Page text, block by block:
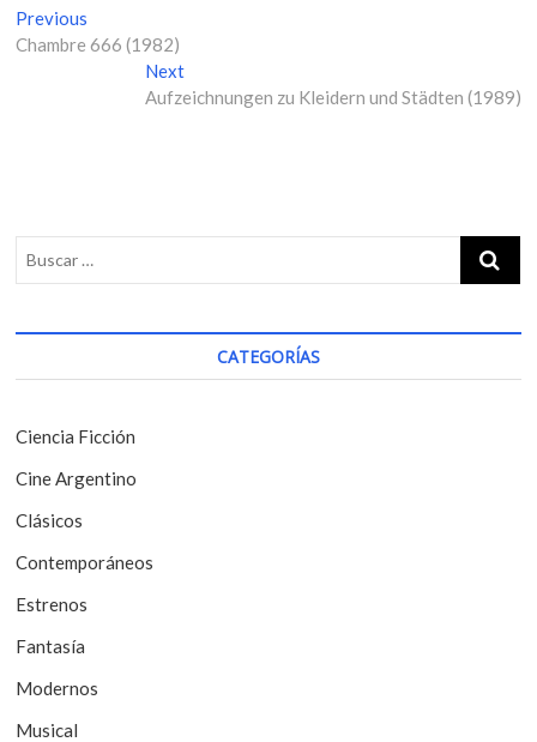
N
a
c
i
ó
n
e
e
n
t
r
a
d
a
Previous
r
s
:
Chambre 666 (1982)
NextN
e
:
Aufzeichnungen zu Kleidern und Städten (1989)
CATEGORÍAS
Ciencia Ficción
Cine Argentino
Clásicos
Contemporáneos
Estrenos
Fantasía
Modernos
Musical